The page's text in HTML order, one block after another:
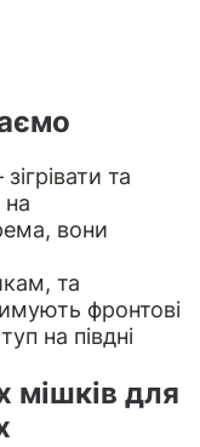
та
на
вони
та
фронтові
на півдні
мішків для